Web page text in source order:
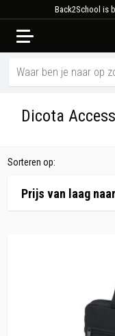
Back2School is
Keuzehulp
Desktop PC
Zakelijk
Accessoires
Offerte aanvragen
Dicota
Sorteren op: